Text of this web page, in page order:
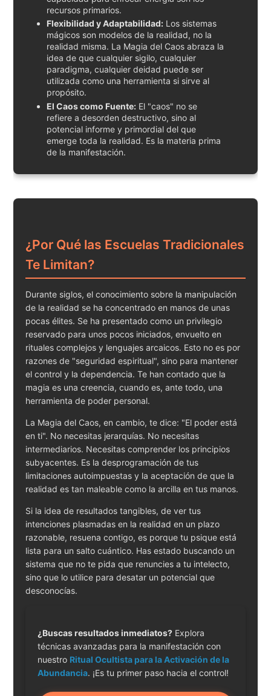
recursos primarios.
Flexibilidad y Adaptabilidad: Los sistemas
mágicos son modelos de la realidad, no la
realidad misma. La Magia del Caos abraza la
idea de que cualquier sigilo, cualquier
paradigma, cualquier deidad puede ser
utilizada como una herramienta si sirve al
propósito.
El Caos como Fuente: El "caos" no se
refiere a desorden destructivo, sino al
potencial informe y primordial del que
emerge toda la realidad. Es la materia prima
de la manifestación.
¿Por Qué las Escuelas Tradicionales
Te Limitan?
Durante siglos, el conocimiento sobre la manipulación
de la realidad se ha concentrado en manos de unas
pocas élites. Se ha presentado como un privilegio
reservado para unos pocos iniciados, envuelto en
rituales complejos y lenguajes arcaicos. Esto no es por
razones de "seguridad espiritual", sino para mantener
el control y la dependencia. Te han contado que la
magia es una creencia, cuando es, ante todo, una
herramienta de poder personal.
La Magia del Caos, en cambio, te dice: "El poder está
en ti". No necesitas jerarquías. No necesitas
intermediarios. Necesitas comprender los principios
subyacentes. Es la desprogramación de tus
limitaciones autoimpuestas y la aceptación de que la
realidad es tan maleable como la arcilla en tus manos.
Si la idea de resultados tangibles, de ver tus
intenciones plasmadas en la realidad en un plazo
razonable, resuena contigo, es porque tu psique está
lista para un salto cuántico. Has estado buscando un
sistema que no te pida que renuncies a tu intelecto,
sino que lo utilice para desatar un potencial que
desconocías.
¿Buscas resultados inmediatos? Explora
técnicas avanzadas para la manifestación con
nuestro Ritual Ocultista para la Activación de la
Abundancia. ¡Es tu primer paso hacia el control!